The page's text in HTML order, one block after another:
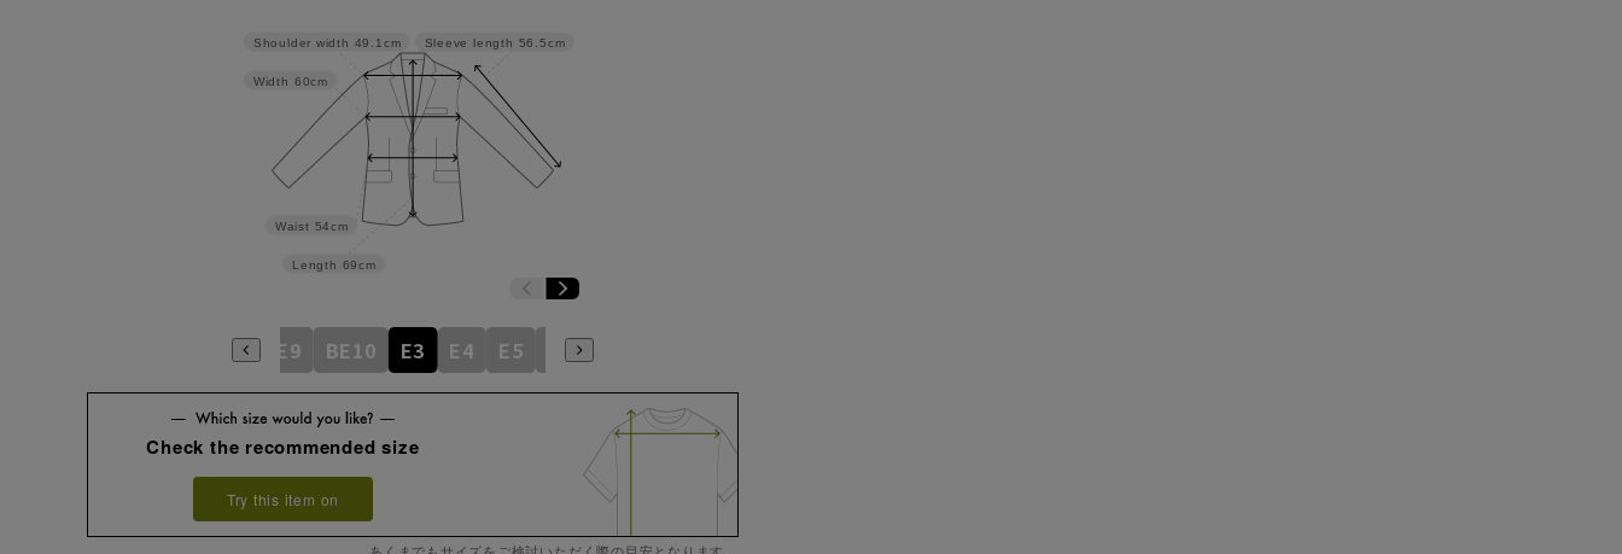
Sleeve length 56.5cm
Length 69cm
Waist 54cm
Width 60cm
Shoulder width 49.1cm
BE8 BE9 BE10 E3 E4 E5 E6
Check the recommended size
Try this item on